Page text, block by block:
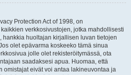
Protection Act of 1998, on
verkkosivustojen, jotka mahdollisesti
hankkia huoltajan kirjallisen luvan tietojen
olet epävarma koskeeko tämä sinua
jolle olet rekisteröitymässä, ota
saadaksesi apua. Huomaa, että
omistajat eivät voi antaa lakineuvontaa ja